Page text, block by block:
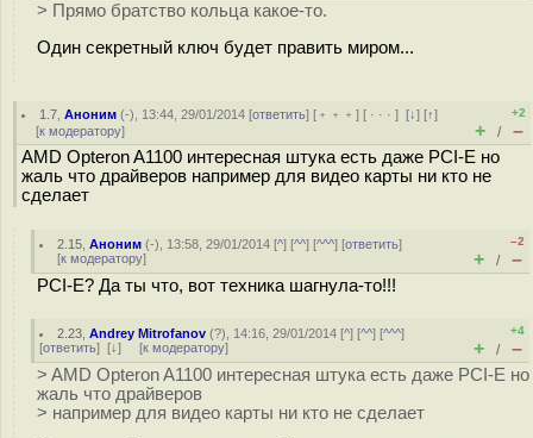
> Прямо братство кольца какое-то.
Один секретный ключ будет править миром...
1.7 ,Аноним (-), 13:44, 29/01/2014 [ответить] [ ﹢﹢﹢] [ · · ·][↓] [↑]
[к модератору]
+2
+ / –
AMD Opteron A1100 интересная штука есть даже PCI-E но
жаль что драйверов например для видео карты ни кто не
сделает
2.15 ,Аноним (-), 13:58, 29/01/2014 [^] [^^] [^^^] [ответить]
[к модератору]
–2
+ / –
PCI-E? Да ты что, вот техника шагнула-то!!!
2.23 ,Andrey Mitrofanov (?), 14:16, 29/01/2014 [^] [^^] [^^^]
[ответить] [↓] [к модератору]
+4
+ / –
> AMD Opteron A1100 интересная штука есть даже PCI-E но
жаль что драйверов
> например для видео карты ни кто не сделает